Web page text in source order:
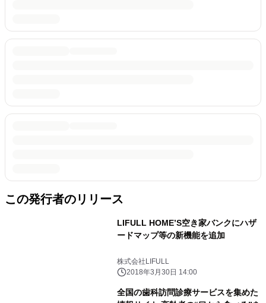
この発行者のリリース
LIFULL HOME’S空き家バンクにハザ
ードマップ等の新機能を追加
株式会社LIFULL
2018年3月30日 14:00
全国の歯科訪問診療サービスを集めた